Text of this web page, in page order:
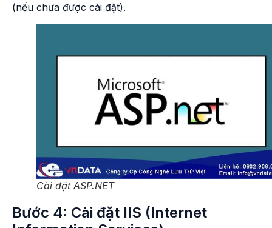
(nếu chưa được cài đặt).
Cài đặt ASP.NET
Bước 4: Cài đặt IIS (Internet